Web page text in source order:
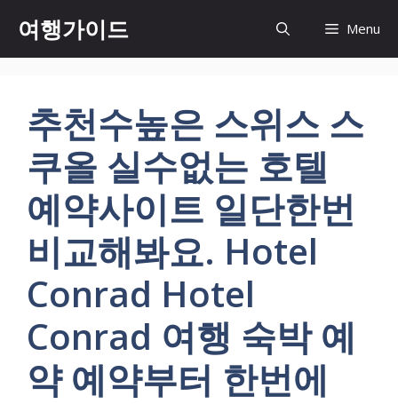
츠
여행가이드 Menu
추천수높은 스위스 스
쿠올 실수없는 호텔
예약사이트 일단한번
비교해봐요. Hotel
Conrad Hotel
Conrad 여행 숙박 예
약 예약부터 한번에